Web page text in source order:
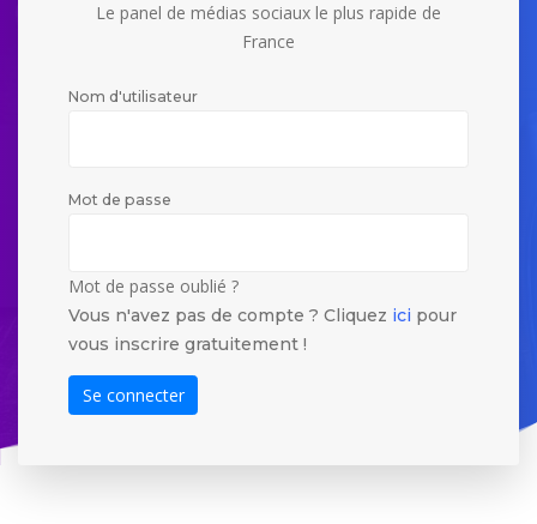
Le panel de médias sociaux le plus rapide de
France
Nom d'utilisateur
Mot de passe
Mot de passe oublié ?
Vous n'avez pas de compte ? Cliquez ici pour
vous inscrire gratuitement !
Se connecter